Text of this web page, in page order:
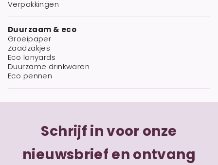
Verpakkingen
Duurzaam & eco
Groeipaper
Zaadzakjes
Eco lanyards
Duurzame drinkwaren
Eco pennen
Schrijf in voor onze
nieuwsbrief en ontvang